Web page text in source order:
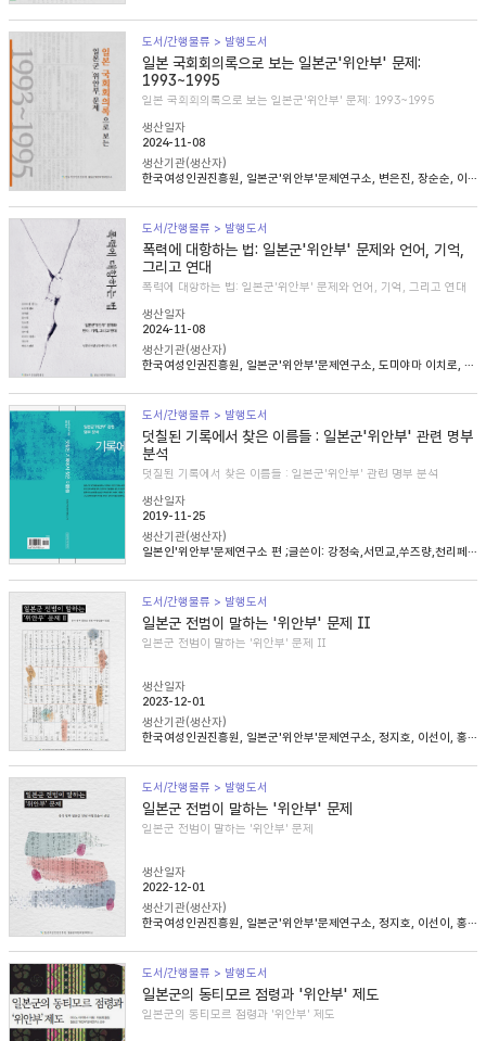
도서/간행물류 > 발행도서
일본 국회회의록으로 보는 일본군'위안부' 문제:
1993~1995
일본 국회회의록으로 보는 일본군'위안부' 문제: 1993~1995
생산일자
2024-11-08
생산기관(생산자)
한국여성인권진흥원, 일본군'위안부'문제연구소, 변은진, 장순순, 이태준, 조경희
도서/간행물류 > 발행도서
폭력에 대항하는 법: 일본군'위안부' 문제와 언어, 기억,
그리고 연대
폭력에 대항하는 법: 일본군'위안부' 문제와 언어, 기억, 그리고 연대
생산일자
2024-11-08
생산기관(생산자)
한국여성인권진흥원, 일본군'위안부'문제연구소, 도미야마 이치로, 니콜라 헨리, 송혜림, 문지희, 임우경, 임경화, 심아정, 마치다 타카시, 정용숙, 헬렌 스캔런
도서/간행물류 > 발행도서
덧칠된 기록에서 찾은 이름들 : 일본군'위안부' 관련 명부
분석
덧칠된 기록에서 찾은 이름들 : 일본군'위안부' 관련 명부 분석
생산일자
2019-11-25
생산기관(생산자)
일본인'위안부'문제연구소 편 ;글쓴이: 강정숙,서민교,쑤즈량,천리페이,윤명숙,최종길,한혜인
도서/간행물류 > 발행도서
일본군 전범이 말하는 '위안부' 문제 Ⅱ
일본군 전범이 말하는 '위안부' 문제 Ⅱ
생산일자
2023-12-01
생산기관(생산자)
한국여성인권진흥원, 일본군'위안부'문제연구소, 정지호, 이선이, 홍영미, 김승래
도서/간행물류 > 발행도서
일본군 전범이 말하는 '위안부' 문제
일본군 전범이 말하는 '위안부' 문제
생산일자
2022-12-01
생산기관(생산자)
한국여성인권진흥원, 일본군'위안부'문제연구소, 정지호, 이선이, 홍영미, 김승래
도서/간행물류 > 발행도서
일본군의 동티모르 점령과 '위안부' 제도
일본군의 동티모르 점령과 '위안부' 제도